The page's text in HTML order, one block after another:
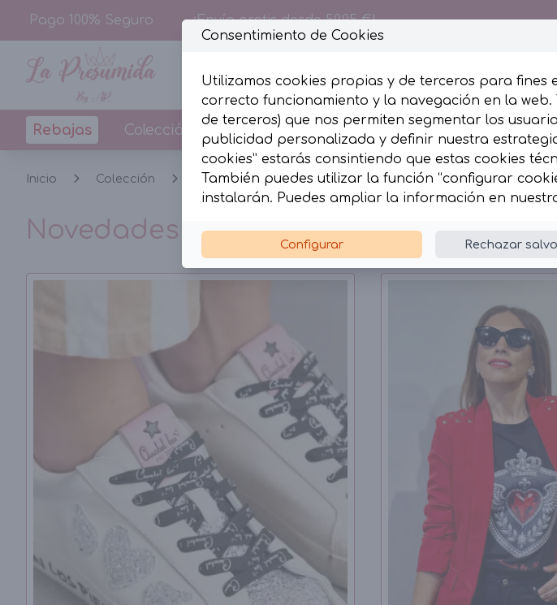
Pago 100% Seguro ¡Envío gratis desde 59,95 €!
Rebajas Colección Diseños By La Presumida Complementos
Inicio Colección Novedades
Novedades
Consentimiento de Cookies
Utilizamos cookies propias y de terceros para fines
correcto funcionamiento y la navegación en la
de terceros) que nos permiten segmentar los
publicidad personalizada y definir nuestra
cookies” estarás consintiendo que estas cookies
También puedes utilizar la función “configurar
instalarán. Puedes ampliar la información en
Configurar Rechazar